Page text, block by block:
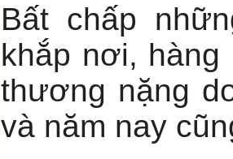
Bất chấp
khắp nơi,
thương nặng
và năm nay